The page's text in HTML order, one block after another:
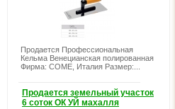
Продается Профессиональная
Кельма Венецианская полированная
Фирма: COME, Италия Размер:...
Продается земельный участок
6 соток ОК УЙ махалля